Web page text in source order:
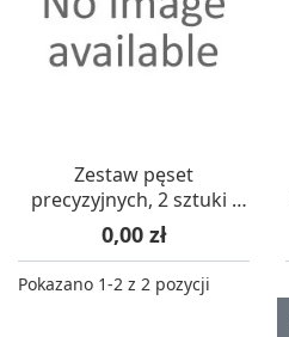
Zestaw pęset
precyzyjnych, 2 sztuki -
mint
Cena
0,00 zł
Pokazano 1-2 z 2 pozycji